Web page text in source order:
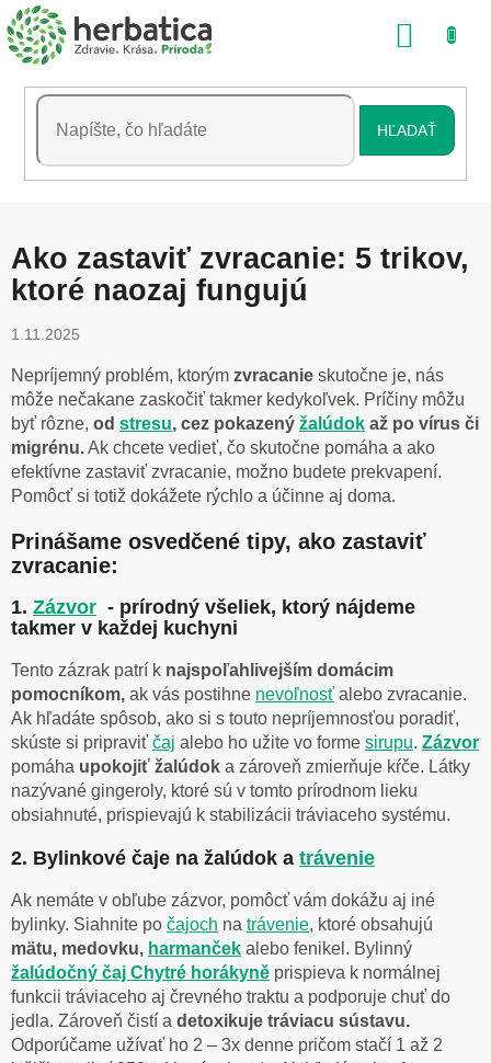
Prejsť
na
obsah
HĽADAŤ
Ako zastaviť zvracanie: 5 trikov,
ktoré naozaj fungujú
1.11.2025
Nepríjemný problém, ktorým zvracanie skutočne je, nás
môže nečakane zaskočiť takmer kedykoľvek. Príčiny môžu
byť rôzne, od stresu, cez pokazený žalúdok až po vírus či
migrénu.Ak chcete vedieť, čo skutočne pomáha a ako
efektívne zastaviť zvracanie, možno budete prekvapení.
Pomôcť si totiž dokážete rýchlo a účinne aj doma.
Prinášame osvedčené tipy, ako zastaviť
zvracanie:
1. Zázvor - prírodný všeliek, ktorý nájdeme
takmer v každej kuchyni
Tento zázrak patrí k najspoľahlivejším domácim
pomocníkom, ak vás postihne nevoľnosť alebo zvracanie.
Ak hľadáte spôsob, ako si s touto nepríjemnosťou poradiť,
skúste si pripraviť čaj alebo ho užite vo forme sirupu. Zázvor
pomáha upokojiť žalúdok a zároveň zmierňuje kŕče. Látky
nazývané gingeroly, ktoré sú v tomto prírodnom lieku
obsiahnuté, prispievajú k stabilizácii tráviaceho systému.
2. Bylinkové čaje na žalúdok a trávenie
Ak nemáte v obľube zázvor, pomôcť vám dokážu aj iné
bylinky. Siahnite po čajoch na trávenie, ktoré obsahujú
mätu, medovku, harmanček alebo fenikel. Bylinný
žalúdočný čaj Chytré horákyně prispieva k normálnej
funkcii tráviaceho aj črevného traktu a podporuje chuť do
jedla. Zároveň čistí a detoxikuje tráviacu sústavu.
Odporúčame užívať ho 2 – 3x denne pričom stačí 1 až 2